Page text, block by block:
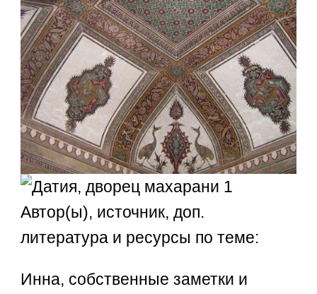
Автор(ы), источник, доп.
литература и ресурсы по теме:
Инна, собственные заметки и